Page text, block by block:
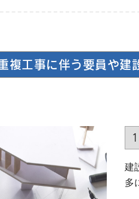
複工事に伴う要員や建
建
多